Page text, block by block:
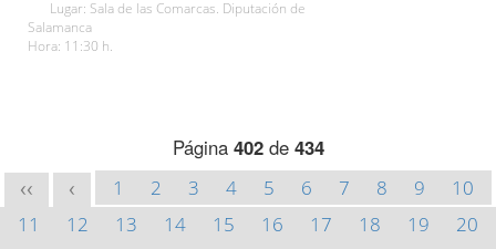
Lugar: Sala de las Comarcas. Diputación de
Salamanca
Hora: 11:30 h.
Página 402de 434
<< < 1 2 3 4 5 6 7 8 9
10
11
12 13 14 15 16 17 18 19
20